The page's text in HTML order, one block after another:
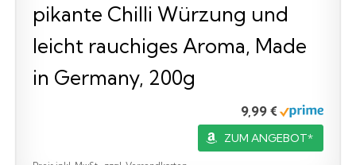
pikante Chilli Würzung und
leicht rauchiges Aroma, Made
in Germany, 200g
9,99 €
ZUM ANGEBOT*